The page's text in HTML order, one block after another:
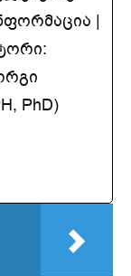
|
PhD)